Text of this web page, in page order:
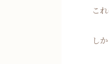
こ
し